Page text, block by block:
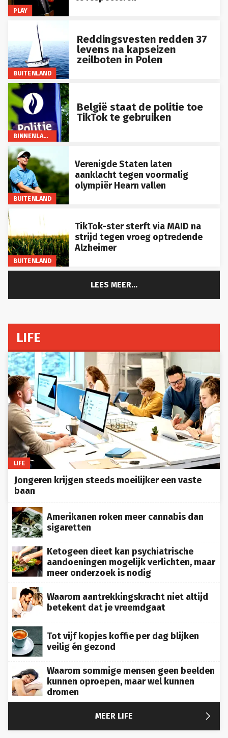
PLAY
BUITENLAND
Reddingsvesten redden 37
levens na kapseizen
zeilboten in Polen
BINNENLAND
België staat de politie toe
TikTok te gebruiken
BUITENLAND
Verenigde Staten laten
aanklacht tegen voormalig
olympiër Hearn vallen
BUITENLAND
TikTok-ster sterft via MAID na
strijd tegen vroeg optredende
Alzheimer
LEES MEER...
LIFE
LIFE
Jongeren krijgen steeds moeilijker een vaste
baan
Amerikanen roken meer cannabis dan
sigaretten
Ketogeen dieet kan psychiatrische
aandoeningen mogelijk verlichten, maar
meer onderzoek is nodig
Waarom aantrekkingskracht niet altijd
betekent dat je vreemdgaat
Tot vijf kopjes koffie per dag blijken
veilig én gezond
Waarom sommige mensen geen beelden
kunnen oproepen, maar wel kunnen
dromen
MEER LIFE 